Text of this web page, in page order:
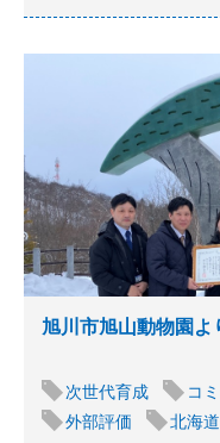
旭川市旭山動物園
次世代育成 コ
外部評価
北海道